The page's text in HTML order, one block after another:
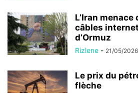
L’Iran
câbles
d’Ormuz
Rizlene - 21/05/2026
Le prix du
flèche